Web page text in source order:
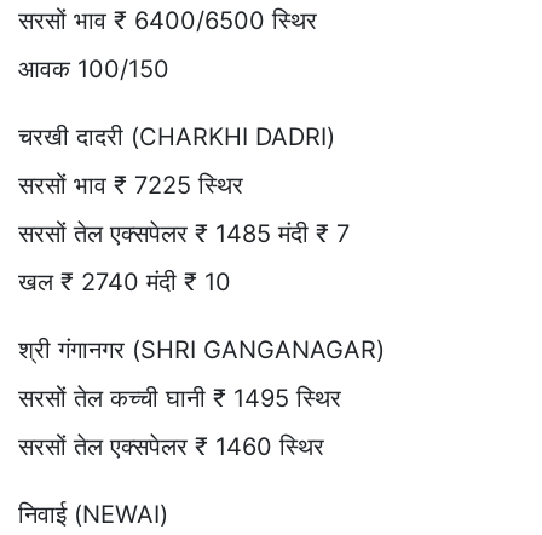
सरसों भाव ₹ 6400/6500 स्थिर
आवक 100/150
चरखी दादरी (CHARKHI DADRI)
सरसों भाव ₹ 7225 स्थिर
सरसों तेल एक्सपेलर ₹ 1485 मंदी ₹ 7
खल ₹ 2740 मंदी ₹ 10
श्री गंगानगर (SHRI GANGANAGAR)
सरसों तेल कच्ची घानी ₹ 1495 स्थिर
सरसों तेल एक्सपेलर ₹ 1460 स्थिर
निवाई (NEWAI)